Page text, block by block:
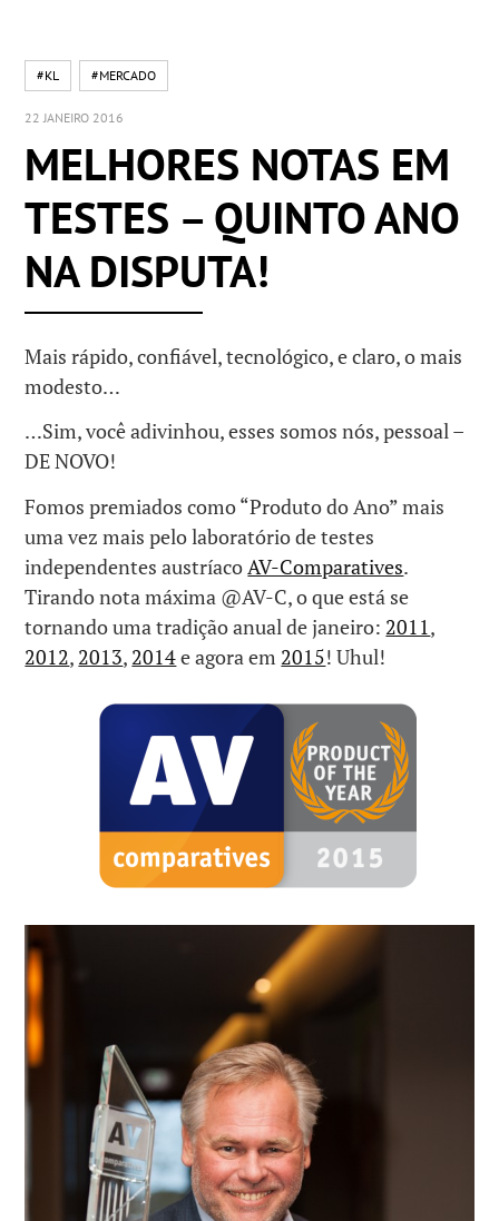
#KL #MERCADO
22 JANEIRO 2016
MELHORES NOTAS EM
TESTES – QUINTO ANO
NA DISPUTA!
Mais rápido, confiável, tecnológico, e claro, o mais
modesto…
…Sim, você adivinhou, esses somos nós, pessoal –
DE NOVO!
Fomos premiados como “Produto do Ano” mais
uma vez mais pelo laboratório de testes
independentes austríacoAV-Comparatives.
Tirando nota máxima @AV-C, o que está se
tornando uma tradição anual de janeiro: 2011,
2012, 2013, 2014e agora em 2015! Uhul!